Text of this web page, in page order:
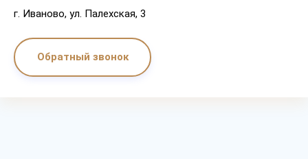
г. Иваново, ул. Палехская, 3
Обратный звонок